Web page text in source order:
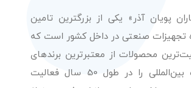
پویان آذر» یکی از بزرگترین تامین
تجهیزات صنعتی در داخل کشور است که
محصولات از معتبرترین برندهای
شناخته شده بین‌المللی را در طول 50 سال فعالیت